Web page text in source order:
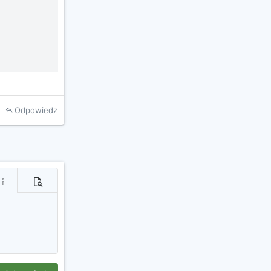
Odpowiedz
opcji...
Podgląd